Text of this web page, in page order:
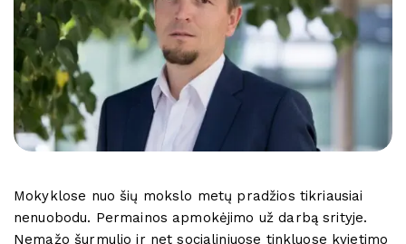
Mokyklose nuo šių mokslo metų pradžios tikriausiai
nenuobodu. Permainos apmokėjimo už darbą srityje.
Nemažo šurmulio ir net socialiniuose tinkluose kvietimo